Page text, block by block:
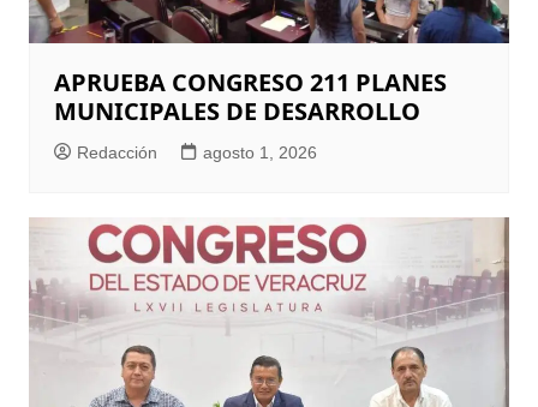
APRUEBA CONGRESO 211 PLANES
MUNICIPALES DE DESARROLLO
Redacción agosto 1, 2026